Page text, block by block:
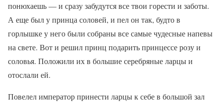
понюхаешь — и сразу забудутся все твои горести и заботы.
А еще был у принца соловей, и пел он так, будто в
горлышке у него были собраны все самые чудесные напевы
на свете. Вот и решил принц подарить принцессе розу и
соловья. Положили их в большие серебряные ларцы и
отослали ей.
Повелел император принести ларцы к себе в большой зал